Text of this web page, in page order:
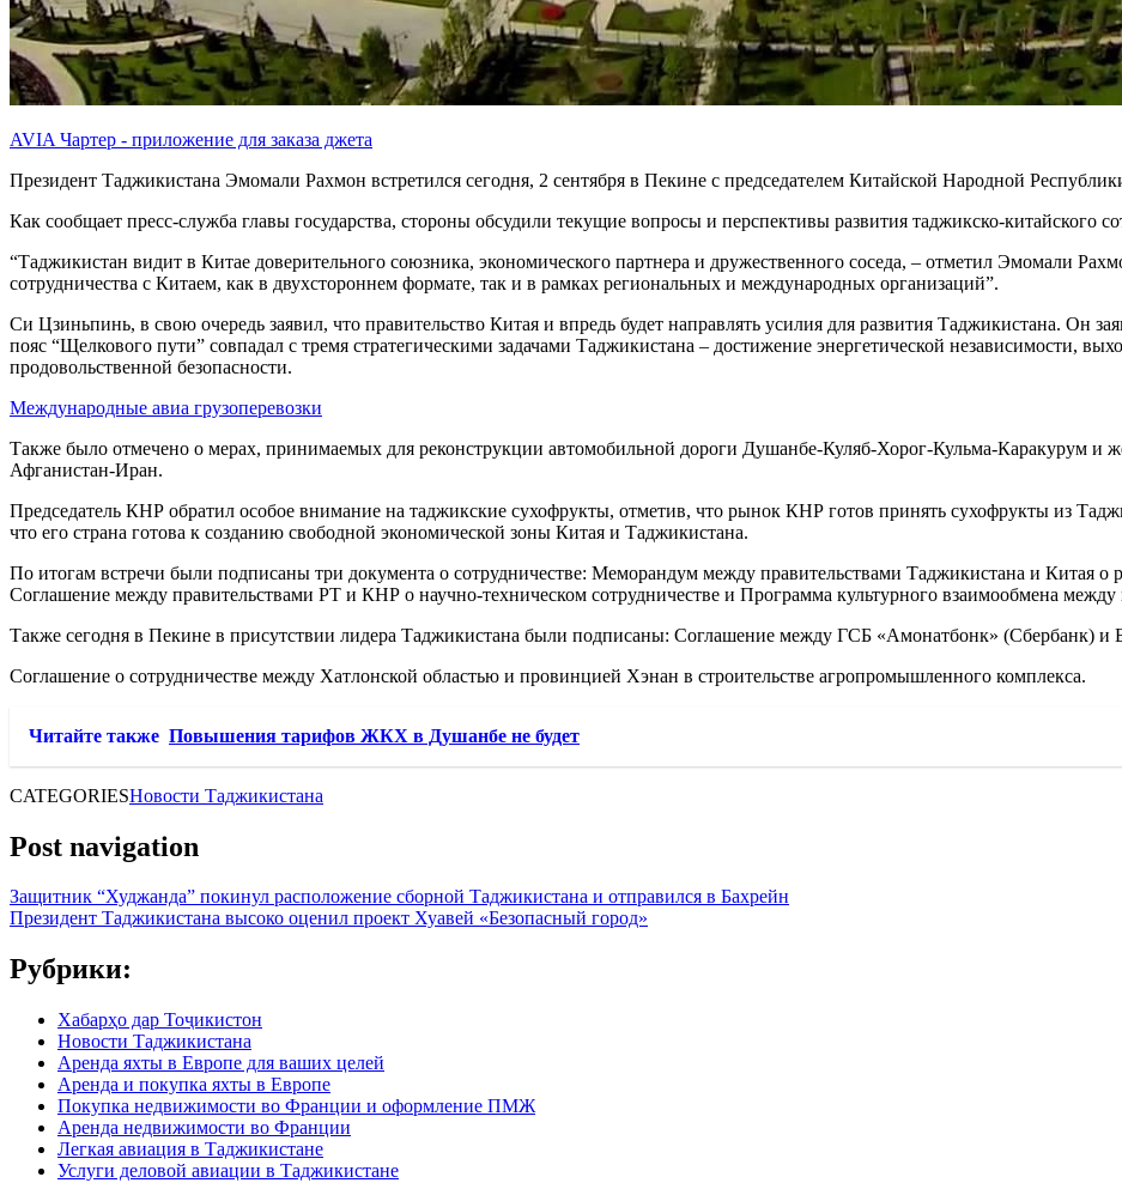
AVIA Чартер - приложение для заказа джета
Президент Таджикистана Эмомали Рахмон встретился сегодня, 2 сентября в Пекине с председателем Китайской Народной
Как сообщает пресс-служба главы государства, стороны обсудили текущие вопросы и перспективы развития таджикско-китайского
“Таджикистан видит в Китае доверительного союзника, экономического партнера и дружественного соседа, – отметил Эмомали
сотрудничества с Китаем, как в двухстороннем формате, так и в рамках региональных и международных организаций”.
Си Цзиньпинь, в свою очередь заявил, что правительство Китая и впредь будет направлять усилия для развития Таджикистана. Он
пояс “Щелкового пути” совпадал с тремя стратегическими задачами Таджикистана – достижение энергетической независимости,
продовольственной безопасности.
Международные авиа грузоперевозки
Также было отмечено о мерах, принимаемых для реконструкции автомобильной дороги Душанбе-Куляб-Хорог-Кульма-Каракурум и
Афганистан-Иран.
Председатель КНР обратил особое внимание на таджикские сухофрукты, отметив, что рынок КНР готов принять сухофрукты из
что его страна готова к созданию свободной экономической зоны Китая и Таджикистана.
По итогам встречи были подписаны три документа о сотрудничестве: Меморандум между правительствами Таджикистана и Китая о
Соглашение между правительствами РТ и КНР о научно-техническом сотрудничестве и Программа культурного взаимообмена между
Также сегодня в Пекине в присутствии лидера Таджикистана были подписаны: Соглашение между ГСБ «Амонатбонк» (Сбербанк) и
Соглашение о сотрудничестве между Хатлонской областью и провинцией Хэнан в строительстве агропромышленного комплекса.
Читайте также Повышения тарифов ЖКХ в Душанбе не будет
CATEGORIESНовости Таджикистана
Post navigation
Защитник “Худжанда” покинул расположение сборной Таджикистана и отправился в Бахрейн
Президент Таджикистана высоко оценил проект Хуавей «Безопасный город»
Рубрики:
Хабарҳо дар Тоҷикистон
Новости Таджикистана
Аренда яхты в Европе для ваших целей
Аренда и покупка яхты в Европе
Покупка недвижимости во Франции и оформление ПМЖ
Аренда недвижимости во Франции
Легкая авиация в Таджикистане
Услуги деловой авиации в Таджикистане